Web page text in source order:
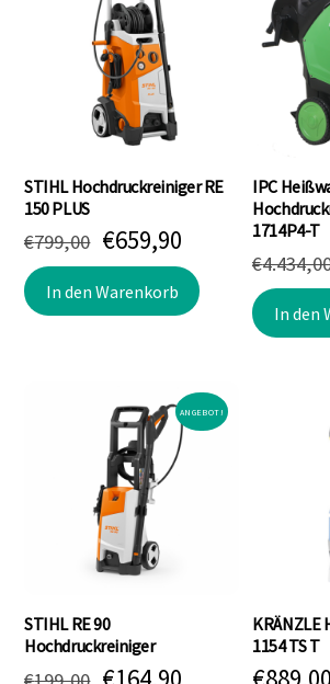
STIHL Hochdruckreiniger RE
150 PLUS
€799,00 Ursprünglicher
Preis
war:
€799,00
€659,90Aktueller
Preis
ist:
€659,90.
In den Warenkorb
IPC
1714P4-T
€
In den
ANGEBOT!
STIHL RE 90
Hochdruckreiniger
Ursprünglicher
Aktueller
KRÄNZLE
1154 TS T